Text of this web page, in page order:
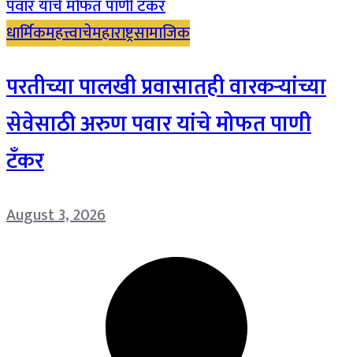
धार्मिकमहत्त्वाचेमहाराष्ट्रसामाजिक
परतीच्या पालखी प्रवासातही वारकऱ्यांच्या
सेवेसाठी अरुण पवार यांचे मोफत पाणी
टँकर
August 3, 2026